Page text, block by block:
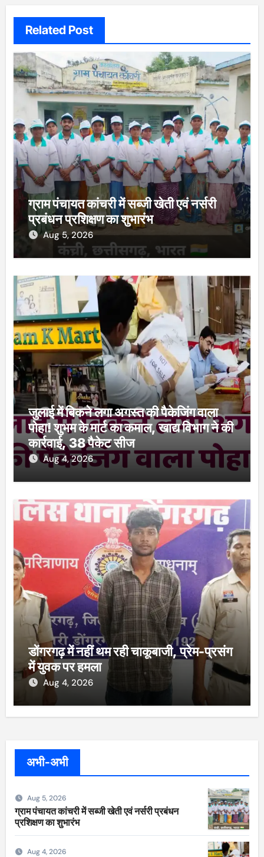
Related Post
ग्राम पंचायत कांचरी में सब्जी खेती एवं नर्सरी
प्रबंधन प्रशिक्षण का शुभारंभ
Aug 5, 2026
जुलाई में बिकने लगा अगस्त की पैकेजिंग वाला
पोहा! शुभम के मार्ट का कमाल, खाद्य विभाग ने की
कार्रवाई, 38 पैकेट सीज
Aug 4, 2026
डोंगरगढ़ में नहीं थम रही चाकूबाजी, प्रेम-प्रसंग
में युवक पर हमला
Aug 4, 2026
अभी-अभी
Aug 5, 2026
ग्राम पंचायत कांचरी में सब्जी खेती एवं नर्सरी प्रबंधन
प्रशिक्षण का शुभारंभ
Aug 4, 2026